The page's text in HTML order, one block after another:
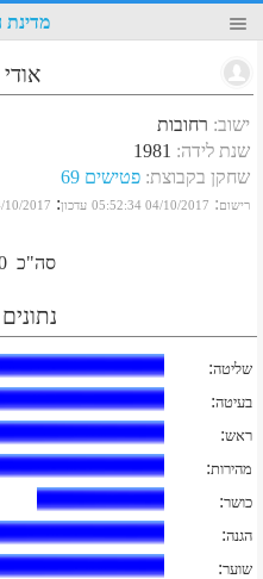
מדינת
ישוב: רחובות
שנת לידה:
1981
שחקן בקבוצת: פטישים 69
רישום:
04/10/2017 05:52:34 עדכון:
2017 07:17:51
סה"כ
שליטה:
בעיטה:
ראש:
מהירות:
כושר:
הגנה:
שוער: